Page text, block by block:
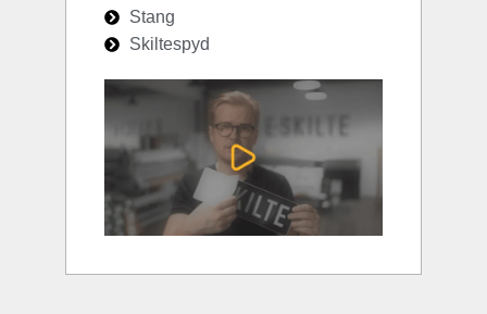
Stang
Skiltespyd